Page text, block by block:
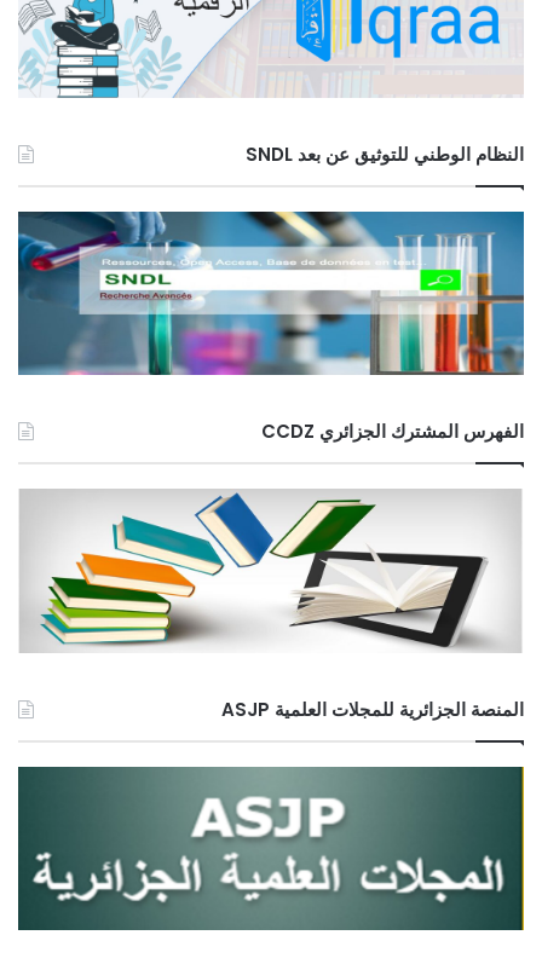
النظام الوطني للتوثيق عن بعد SNDL
الفهرس المشترك الجزائري CCDZ
المنصة الجزائرية للمجلات العلمية ASJP